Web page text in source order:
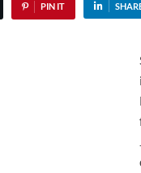
PIN IT